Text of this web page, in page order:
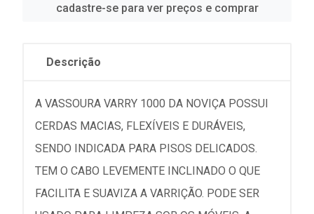
cadastre-se para ver preços e comprar
Descrição
A VASSOURA VARRY 1000 DA NOVIÇA POSSUI
CERDAS MACIAS, FLEXÍVEIS E DURÁVEIS,
SENDO INDICADA PARA PISOS DELICADOS.
TEM O CABO LEVEMENTE INCLINADO O QUE
FACILITA E SUAVIZA A VARRIÇÃO. PODE SER